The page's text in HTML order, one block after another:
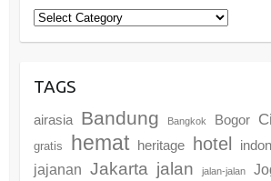
Categories
TAGS
airasia Bandung Bangkok Bogor
gratis hemat heritage hotel
jajanan Jakarta jalan jalan-jalan